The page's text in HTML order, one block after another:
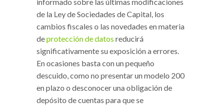
de la Ley de Sociedades de Capital, los
cambios fiscales o las novedades en materia
deprotección de datos reducirá
significativamente su exposición a errores.
En ocasiones basta con un pequeño
descuido, como no presentar un modelo 200
en plazo o desconocer una obligación de
depósito de cuentas para que se